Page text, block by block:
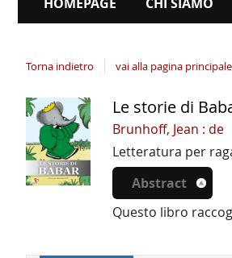
Torna indietro vai alla pagina principale
Dettaglio
del
documento
Le storie di
Brunhoff, Jean : de
Letteratura per
Abstract
Questo libro